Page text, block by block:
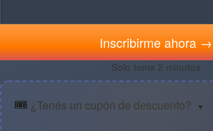
Inscribirme ahora →
Solo toma 2 minutos
🎟️ ¿Tenés un cupón de descuento? ▼